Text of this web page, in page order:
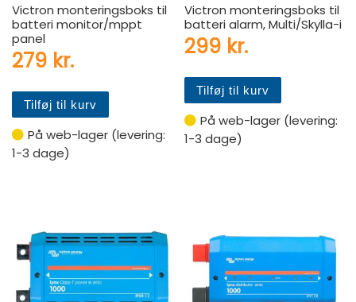
Victron monteringsboks til
batteri monitor/mppt
panel
279 kr.
Tilføj til kurv
På web-lager (levering:
1-3 dage)
Victron monteringsboks til
batteri alarm, Multi/Skylla-i
299 kr.
Tilføj til kurv
På web-lager (levering:
1-3 dage)